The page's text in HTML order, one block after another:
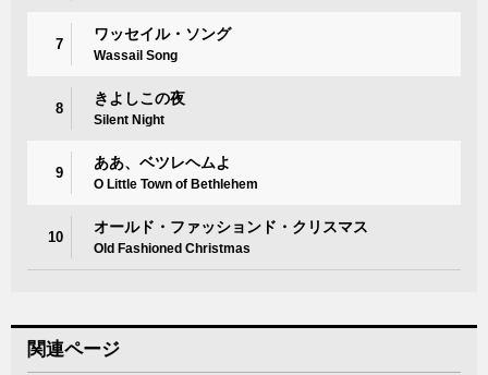
7
ワッセイル・ソング
Wassail Song
8
きよしこの夜
Silent Night
9
ああ、ベツレヘムよ
O Little Town of Bethlehem
10
オールド・ファッションド・クリスマス
Old Fashioned Christmas
関連ページ